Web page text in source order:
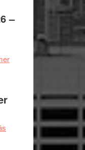
en
hjärtevarm
–
om
Festival